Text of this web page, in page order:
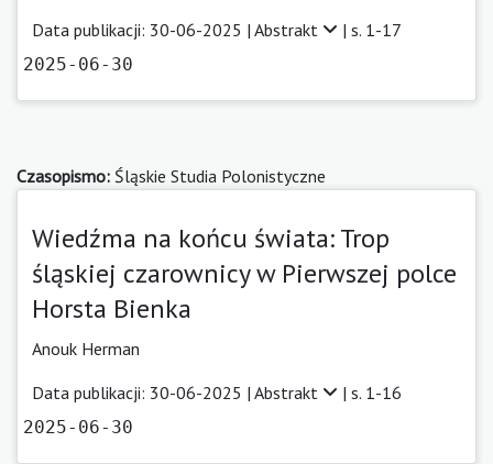
Data publikacji: 30-06-2025 | Abstrakt | s. 1-17
2025-06-30
Czasopismo: Śląskie Studia Polonistyczne
Wiedźma na końcu świata: Trop
śląskiej czarownicy w Pierwszej polce
Horsta Bienka
Anouk Herman
Data publikacji: 30-06-2025 | Abstrakt | s. 1-16
2025-06-30